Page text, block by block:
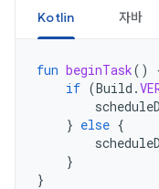
Kotlin 자바
fun beginTask()
if (Build .
} else {
}
}